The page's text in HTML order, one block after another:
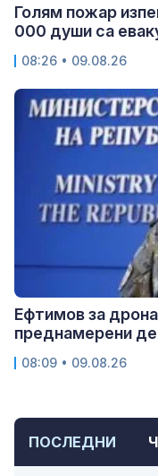
ПОСЛЕДНИ
Голям пожар
000 души са
08:26 • 09.08.26
Ефтимов за
преднамерени
08:09 • 09.08.26